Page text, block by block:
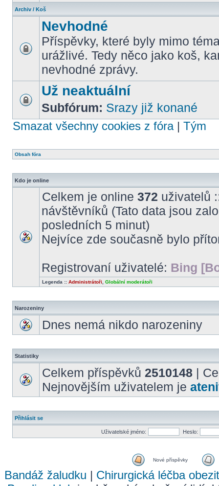
Archiv / Koš
Nevhodné
Příspěvky, které byly mimo
urážlivé. Tedy něco jako koš,
nevhodné zprávy.
Už neaktuální
Subfórum: Srazy již konané
Smazat všechny cookies z fóra| Tým
Obsah fóra
Kdo je online
Celkem je online 372 uživatelů
návštěvníků (Tato data jsou
posledních 5 minut)
Nejvíce zde současně bylo
Registrovaní uživatelé: Bing
Legenda :: Administrátoři Globální moderátoři
Narozeniny
Dnes nemá nikdo narozeniny
Statistiky
Celkem příspěvků 2510148 |
Nejnovějším uživatelem je
Přihlásit se
Uživatelské jméno: Heslo:
Nové příspěvky
Bandáž žaludku | Chirurgická léčba